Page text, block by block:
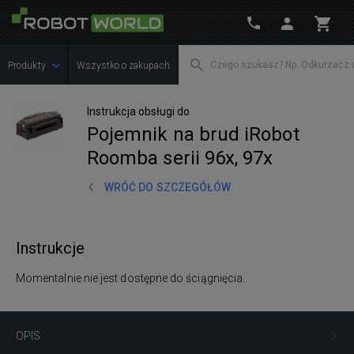
Produkty Wszystko o zakupach
Instrukcja obsługi do
Pojemnik na brud iRobot
Roomba serii 96x, 97x
WRÓĆ DO SZCZEGÓŁÓW
OPIS
Instrukcje
Momentalnie nie jest dostępne do ściągnięcia.